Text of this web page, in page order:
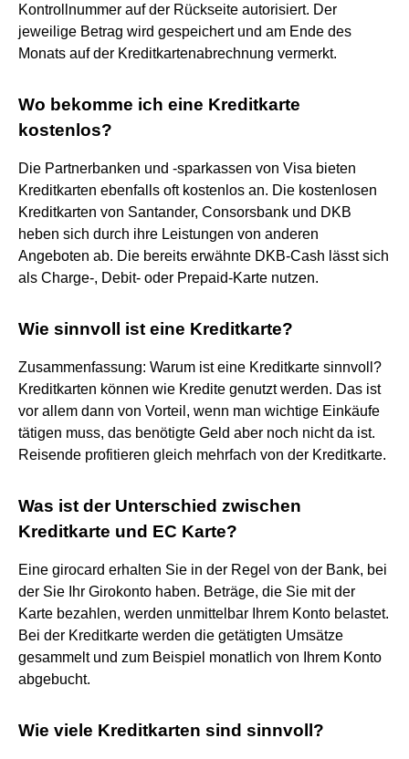
Kontrollnummer auf der Rückseite autorisiert. Der
jeweilige Betrag wird gespeichert und am Ende des
Monats auf der Kreditkartenabrechnung vermerkt.
Wo bekomme ich eine Kreditkarte
kostenlos?
Die Partnerbanken und -sparkassen von Visa bieten
Kreditkarten ebenfalls oft kostenlos an. Die kostenlosen
Kreditkarten von Santander, Consorsbank und DKB
heben sich durch ihre Leistungen von anderen
Angeboten ab. Die bereits erwähnte DKB-Cash lässt sich
als Charge-, Debit- oder Prepaid-Karte nutzen.
Wie sinnvoll ist eine Kreditkarte?
Zusammenfassung: Warum ist eine Kreditkarte sinnvoll?
Kreditkarten können wie Kredite genutzt werden. Das ist
vor allem dann von Vorteil, wenn man wichtige Einkäufe
tätigen muss, das benötigte Geld aber noch nicht da ist.
Reisende profitieren gleich mehrfach von der Kreditkarte.
Was ist der Unterschied zwischen
Kreditkarte und EC Karte?
Eine girocard erhalten Sie in der Regel von der Bank, bei
der Sie Ihr Girokonto haben. Beträge, die Sie mit der
Karte bezahlen, werden unmittelbar Ihrem Konto belastet.
Bei der Kreditkarte werden die getätigten Umsätze
gesammelt und zum Beispiel monatlich von Ihrem Konto
abgebucht.
Wie viele Kreditkarten sind sinnvoll?